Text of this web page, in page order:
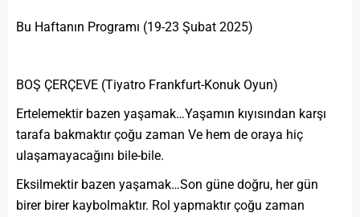
Bu Haftanın Programı (19-23 Şubat 2025)
BOŞ ÇERÇEVE (Tiyatro Frankfurt-Konuk Oyun)
Ertelemektir bazen yaşamak…Yaşamın kıyısından karşı
tarafa bakmaktır çoğu zaman Ve hem de oraya hiç
ulaşamayacağını bile-bile.
Eksilmektir bazen yaşamak…Son güne doğru, her gün
birer birer kaybolmaktır. Rol yapmaktır çoğu zaman